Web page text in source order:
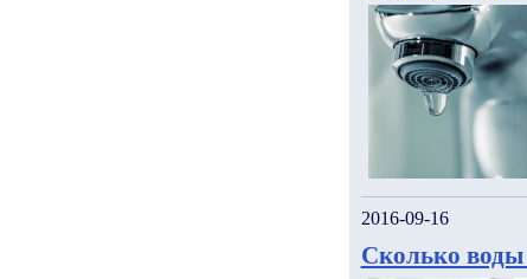
2016-09-16
Сколько